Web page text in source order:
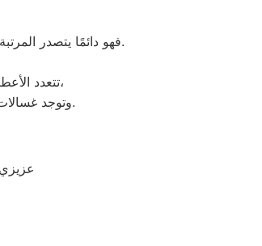
فهو دائمًا يتصدر المرتبة الأولى في صيانة جميع أنواع الغسالات الخاصة بماركة هوفر تحت أيدي أنسب المهندسين، مع مراعاة توفير أفضل خدمات الدعم الفنى.
تتعدد الأعطال التي تصيب الغسالات بمختلف فئات الصنع والنوع من غسالات هوفر اوتوماتيك، واخرى فوق اوتوماتيك، والنصف اتوماتيك،
وتوجدلافضل خدمة صيانة لعملاء هوفر في مصر.